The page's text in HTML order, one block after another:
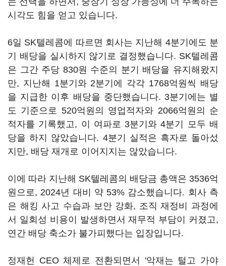
시각도 힘을 얻고 있습니다.
6일 SK텔레콤에 따르면 회사는 지난해 4분기에도 분
기 배당을 실시하지 않기로 결정했습니다. SK텔레콤
은 그간 주당 830원 수준의 분기 배당을 유지해왔지
만, 지난해 1분기와 2분기에 각각 1768억원씩 배당
을 지급한 이후 배당을 중단했습니다. 3분기에는 별
도 기준으로 520억원의 영업적자와 2066억원의 순
적자를 기록했고, 이 여파로 3분기와 4분기 모두 배
당을 하지 않았습니다. 4분기 실적은 흑자로 돌아섰
지만, 배당 재개로 이어지지는 않았습니다.
이에 따라 지난해 SK텔레콤의 배당금 총액은 3536억
원으로, 2024년 대비 약 53% 감소했습니다. 회사 측
은 해킹 사고 수습과 보안 강화, 조직 재정비 과정에
서 일회성 비용이 발생하면서 재무적 부담이 커졌고,
연간 배당 축소가 불가피했다는 입장입니다.
정재헌 CEO 체제로 전환되면서 '악재는 털고 가야